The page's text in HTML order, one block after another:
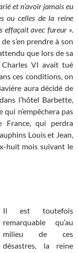
et n’avoir jamais eu
ou celles de la reine
effaçait avec fureur».
s’en prendre à son
que lors de sa
VI avait tué
ces conditions, on
aura décidé de
l’hôtel Barbette,
n’empêchera pas
France, qui perdra
Louis et Jean,
huit mois suivant le
Il est toutefois
remarquable qu’au
milieu de ces
désastres, la reine